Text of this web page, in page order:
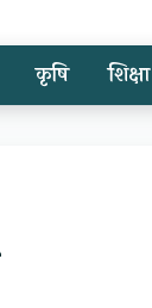
कृषि शिक्षा